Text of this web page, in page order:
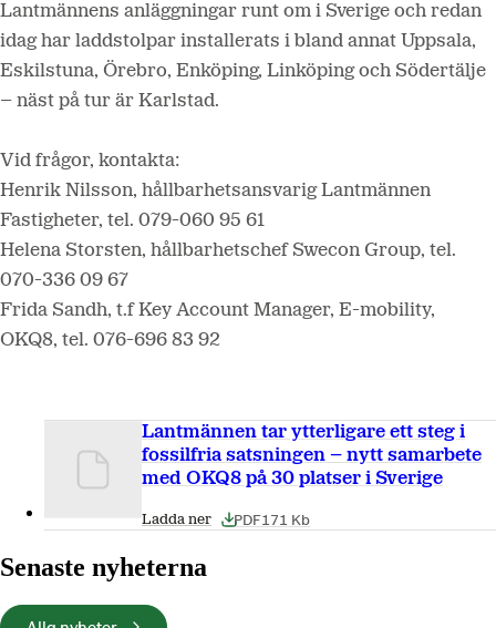
Lantmännens anläggningar runt om i Sverige och redan
idag har laddstolpar installerats i bland annat Uppsala,
Eskilstuna, Örebro, Enköping, Linköping och Södertälje
– näst på tur är Karlstad.
Vid frågor, kontakta:
Henrik Nilsson, hållbarhetsansvarig Lantmännen
Fastigheter, tel. 079-060 95 61
Helena Storsten, hållbarhetschef Swecon Group, tel.
070-336 09 67
Frida Sandh, t.f Key Account Manager, E-mobility,
OKQ8, tel. 076-696 83 92
Lantmännen tar ytterligare ett steg i
fossilfria satsningen – nytt samarbete
med OKQ8 på 30 platser i Sverige
PDF171 Kb
Ladda ner
Senaste nyheterna